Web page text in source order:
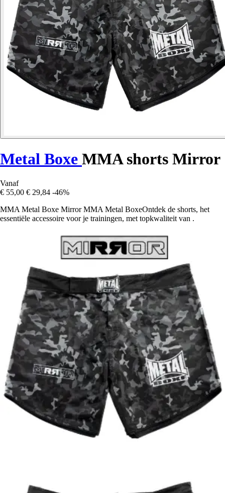
Metal Boxe MMA shorts Mirror
Vanaf
€ 55,00 € 29,84 -46%
MMA Metal Boxe Mirror MMA Metal BoxeOntdek de shorts, het
essentiële accessoire voor je trainingen, met topkwaliteit van .